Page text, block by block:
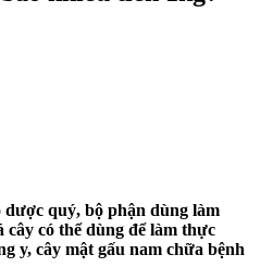
quý, bộ phận dùng làm
cây có thể dùng để làm thực
y, cây mật gấu nam chữa bệnh